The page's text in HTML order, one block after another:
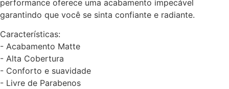
performance oferece uma acabamento impecável
garantindo que você se sinta confiante e radiante.
Características:
- Acabamento Matte
- Alta Cobertura
- Conforto e suavidade
- Livre de Parabenos